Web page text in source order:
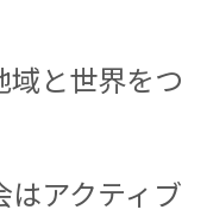
と世界をつ
アクティブ